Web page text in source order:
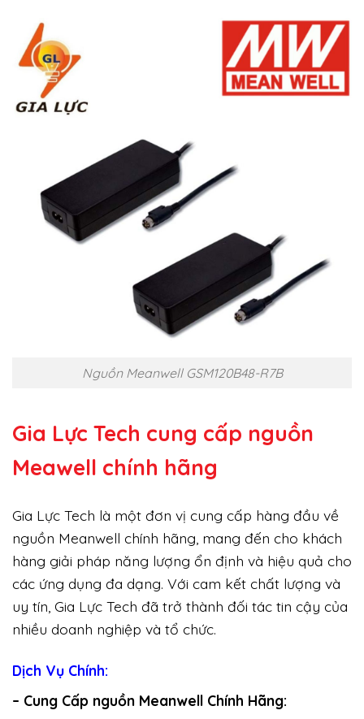
Nguồn Meanwell GSM120B48-R7B
Gia Lực Tech cung cấp nguồn
Meawell chính hãng
Gia Lực Tech là một đơn vị cung cấp hàng đầu về
nguồn Meanwell chính hãng, mang đến cho khách
hàng giải pháp năng lượng ổn định và hiệu quả cho
các ứng dụng đa dạng. Với cam kết chất lượng và
uy tín, Gia Lực Tech đã trở thành đối tác tin cậy của
nhiều doanh nghiệp và tổ chức.
Dịch Vụ Chính:
– Cung Cấp nguồn Meanwell Chính Hãng: